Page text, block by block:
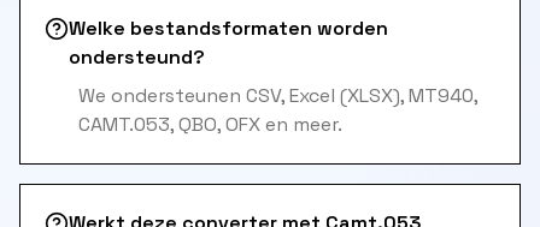
Welke bestandsformaten worden
ondersteund?
We ondersteunen CSV, Excel (XLSX), MT940,
CAMT.053, QBO, OFX en meer.